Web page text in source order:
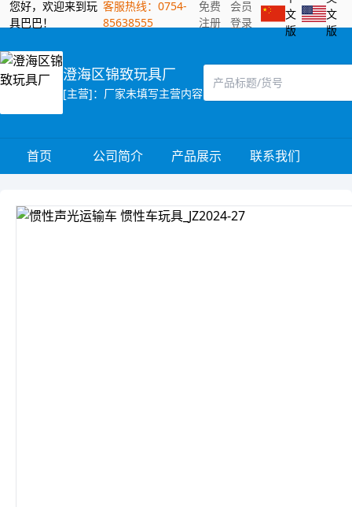
您好，欢迎来到玩
具巴巴！
客服热线：0754-
85638555
免费
注册
会员
登录
文
版
文
版
澄海区锦致玩具厂
[主营]：厂家未填写主营内容
首页 公司简介 产品展示 联系我们